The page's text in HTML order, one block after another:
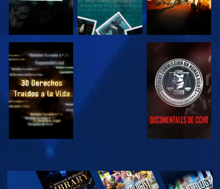
VE VE
VE
EXPLORA LAS
SERIES